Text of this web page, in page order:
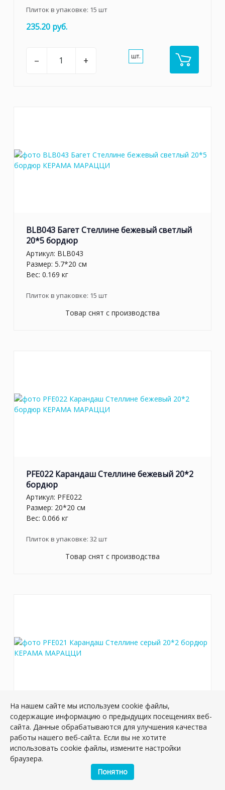
Плиток в упаковке: 15 шт
235.20 руб.
– + шт.
BLB043 Багет Стеллине бежевый светлый
20*5 бордюр
Артикул: BLB043
Размер: 5.7*20 см
Вес: 0.169 кг
Плиток в упаковке: 15 шт
Товар снят с производства
PFE022 Карандаш Стеллине бежевый 20*2
бордюр
Артикул: PFE022
Размер: 20*20 см
Вес: 0.066 кг
Плиток в упаковке: 32шт
Товар снят с производства
PFE021 Карандаш Стеллине серый 20*2
бордюр
Артикул: PFE021
Размер: 20*20 см
Вес: 0.066 кг
32шт
На нашем сайте мы используем cookie файлы,
содержащие информацию о предыдущих посещениях веб-
сайта. Данные обрабатываются для улучшения качества
работы нашего веб-сайта. Если вы не хотите
использовать cookie файлы, измените настройки
браузера.
Понятно